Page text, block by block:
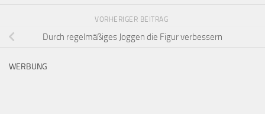
VORHERIGER BEITRAG
Durch regelmäßiges Joggen die Figur verbessern
WERBUNG